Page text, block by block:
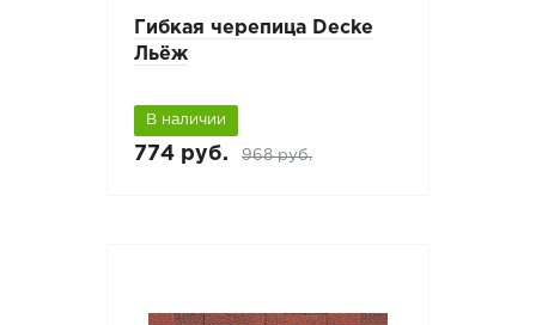
Гибкая черепица Decke
Льёж
В наличии
774 руб. 968 руб.